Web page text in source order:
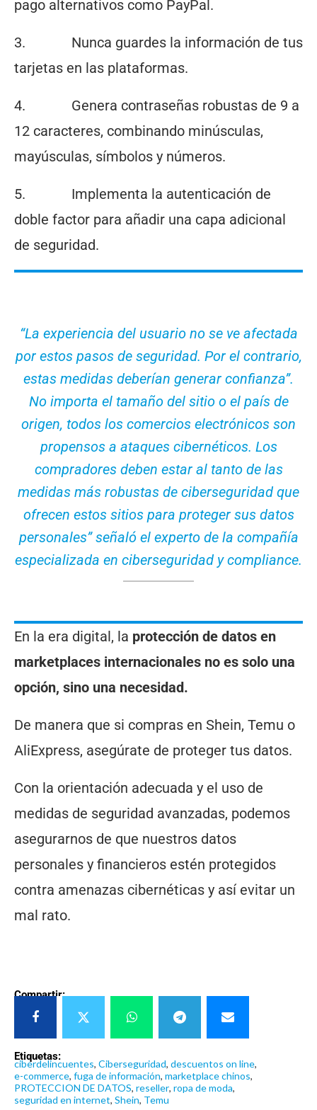
pago alternativos como PayPal.
3. Nunca guardes la información de tus
tarjetas en las plataformas.
4. Genera contraseñas robustas de 9 a
12 caracteres, combinando minúsculas,
mayúsculas, símbolos y números.
5. Implementa la autenticación de
doble factor para añadir una capa adicional
de seguridad.
“La experiencia del usuario no se ve afectada
por estos pasos de seguridad. Por el contrario,
estas medidas deberían generar confianza”.
No importa el tamaño del sitio o el país de
origen, todos los comercios electrónicos son
propensos a ataques cibernéticos. Los
compradores deben estar al tanto de las
medidas más robustas de ciberseguridad que
ofrecen estos sitios para proteger sus datos
personales” señaló el experto de la compañía
especializada en ciberseguridad y compliance.
En la era digital, la protección de datos en
marketplaces internacionales no es solo una
opción, sino una necesidad.
De manera que si compras en Shein, Temu o
AliExpress, asegúrate de proteger tus datos.
Con la orientación adecuada y el uso de
medidas de seguridad avanzadas, podemos
asegurarnos de que nuestros datos
personales y financieros estén protegidos
contra amenazas cibernéticas y así evitar un
mal rato.
Compartir:
Etiquetas:
ciberdelincuentes, Ciberseguridad, descuentos on line,
e-commerce, fuga de información, marketplace chinos,
PROTECCION DE DATOS, reseller, ropa de moda,
seguridad en internet, Shein, Temu